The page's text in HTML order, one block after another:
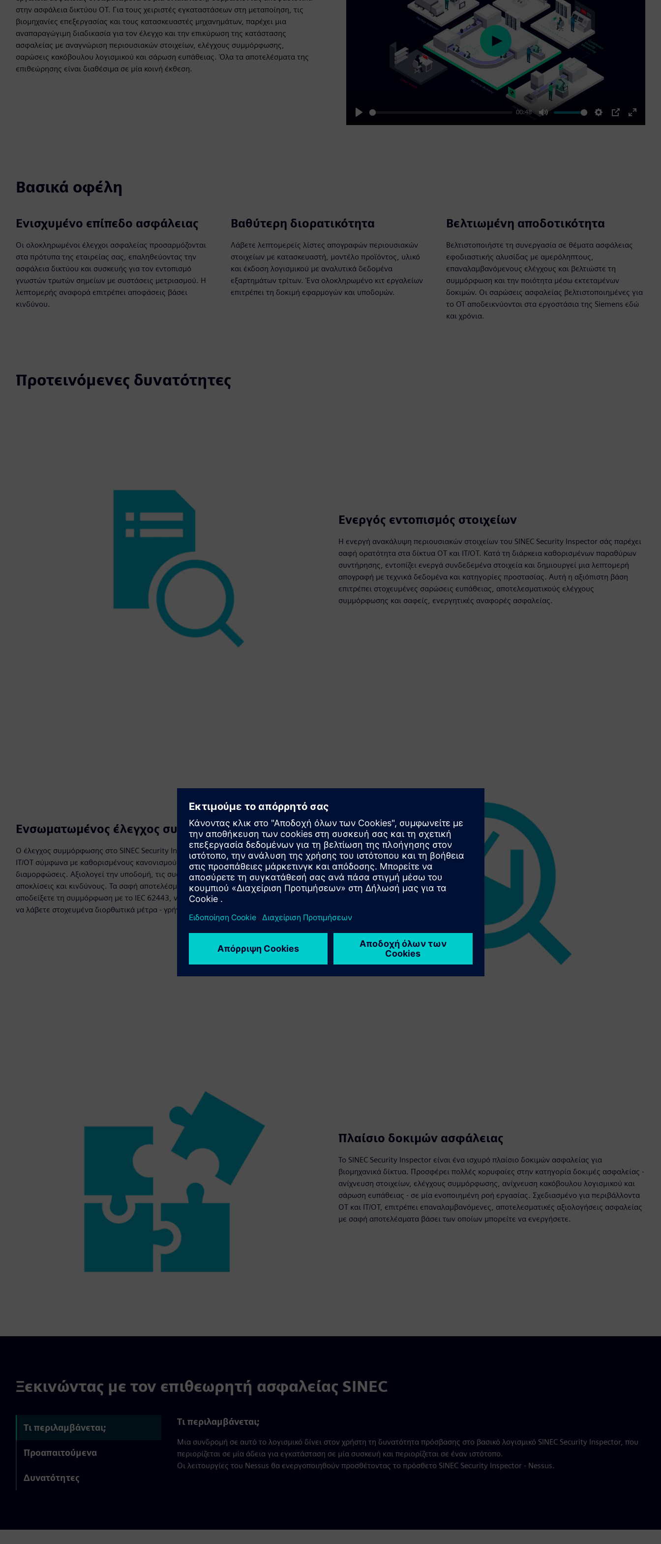
στην ασφάλεια δικτύου OT. Για τους χειριστές εγκαταστάσεων στη μεταποίηση, τις
βιομηχανίες επεξεργασίας και τους κατασκευαστές μηχανημάτων, παρέχει μια
αναπαραγώγιμη διαδικασία για τον έλεγχο και την επικύρωση της κατάστασης
ασφαλείας με αναγνώριση περιουσιακών στοιχείων, ελέγχους συμμόρφωσης,
σαρώσεις κακόβουλου λογισμικού και σάρωση ευπάθειας. Όλα τα αποτελέσματα της
επιθεώρησης είναι διαθέσιμα σε μία κοινή έκθεση.
Play
00:48
Mute Settings
PIP
Enter
Play
Βασικά οφέλη
Ενισχυμένο επίπεδο ασφάλειας
Οι ολοκληρωμένοι έλεγχοι ασφαλείας προσαρμόζονται
στα πρότυπα της εταιρείας σας, επαληθεύοντας την
ασφάλεια δικτύου και συσκευής για τον εντοπισμό
γνωστών τρωτών σημείων με συστάσεις μετριασμού. Η
λεπτομερής αναφορά επιτρέπει αποφάσεις βάσει
κινδύνου.
Βαθύτερη διορατικότητα
Λάβετε λεπτομερείς λίστες απογραφών περιουσιακών
στοιχείων με κατασκευαστή, μοντέλο προϊόντος, υλικό
και έκδοση λογισμικού με αναλυτικά δεδομένα
εξαρτημάτων τρίτων. Ένα ολοκληρωμένο κιτ εργαλείων
επιτρέπει τη δοκιμή εφαρμογών και υποδομών.
Βελτιωμένη αποδοτικότητα
Βελτιστοποιήστε τη συνεργασία σε θέματα ασφάλειας
εφοδιαστικής αλυσίδας με αμερόληπτους,
επαναλαμβανόμενους ελέγχους και βελτιώστε τη
συμμόρφωση και την ποιότητα μέσω εκτεταμένων
δοκιμών. Οι σαρώσεις ασφαλείας βελτιστοποιημένες για
το ΟΤ αποδεικνύονται στα εργοστάσια της Siemens εδώ
και χρόνια.
Προτεινόμενες δυνατότητες
Ενεργός εντοπισμός στοιχείων
Η ενεργή ανακάλυψη περιουσιακών στοιχείων του SINEC Security Inspector σάς παρέχει
σαφή ορατότητα στα δίκτυα OT και IT/OT. Κατά τη διάρκεια καθορισμένων παραθύρων
συντήρησης, εντοπίζει ενεργά συνδεδεμένα στοιχεία και δημιουργεί μια λεπτομερή
απογραφή με τεχνικά δεδομένα και κατηγορίες προστασίας. Αυτή η αξιόπιστη βάση
επιτρέπει στοχευμένες σαρώσεις ευπάθειας, αποτελεσματικούς ελέγχους
συμμόρφωσης και σαφείς, ενεργητικές αναφορές ασφαλείας.
Ενσωματωμένος έλεγχος συμμόρφωσης
Ο έλεγχος συμμόρφωσης στο SINEC Security Inspector επαληθεύει τα δίκτυα OT και
IT/OT σύμφωνα με καθορισμένους κανονισμούς ασφαλείας, απαιτήσεις και
διαμορφώσεις. Αξιολογεί την υποδομή, τις συσκευές και τις ρυθμίσεις, επισημαίνοντας
αποκλίσεις και κινδύνους. Τα σαφή αποτελέσματα και οι αναφορές σάς βοηθούν να
αποδείξετε τη συμμόρφωση με το IEC 62443, να ενισχύσετε τα επίπεδα ασφάλειας και
να λάβετε στοχευμένα διορθωτικά μέτρα - γρήγορα και αποτελεσματικά.
Πλαίσιο δοκιμών ασφάλειας
Το SINEC Security Inspector είναι ένα ισχυρό πλαίσιο δοκιμών ασφαλείας για
βιομηχανικά δίκτυα. Προσφέρει πολλές κορυφαίες στην κατηγορία δοκιμές ασφαλείας -
ανίχνευση στοιχείων, ελέγχους συμμόρφωσης, ανίχνευση κακόβουλου λογισμικού και
σάρωση ευπάθειας - σε μία ενοποιημένη ροή εργασίας. Σχεδιασμένο για περιβάλλοντα
OT και IT/OT, επιτρέπει επαναλαμβανόμενες, αποτελεσματικές αξιολογήσεις ασφαλείας
με σαφή αποτελέσματα βάσει των οποίων μπορείτε να ενεργήσετε.
Ξεκινώντας με τον επιθεωρητή ασφαλείας SINEC
Τι περιλαμβάνεται;
Προαπαιτούμενα
Δυνατότητες
Τι περιλαμβάνεται;
Μια συνδρομή σε αυτό το λογισμικό δίνει στον χρήστη τη δυνατότητα πρόσβασης στο βασικό λογισμικό SINEC Security Inspector, που
περιορίζεται σε μία άδεια για εγκατάσταση σε μία συσκευή και περιορίζεται σε έναν ιστότοπο.
Οι λειτουργίες του Nessus θα ενεργοποιηθούν προσθέτοντας το πρόσθετο SINEC Security Inspector - Nessus.